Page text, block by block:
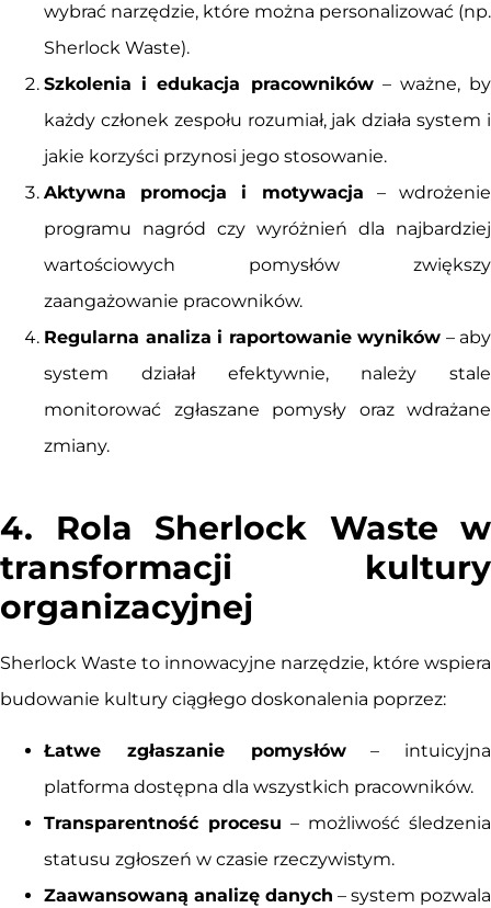
wybrać narzędzie, które można personalizować (np.
Sherlock Waste).
Szkolenia i edukacja pracowników– ważne, by
każdy członek zespołu rozumiał, jak działa system i
jakie korzyści przynosi jego stosowanie.
Aktywna promocja i motywacja – wdrożenie
programu nagród czy wyróżnień dla najbardziej
wartościowych pomysłów zwiększy
zaangażowanie pracowników.
Regularna analiza i raportowanie wyników – aby
system działał efektywnie, należy stale
monitorować zgłaszane pomysły oraz wdrażane
zmiany.
4. Rola Sherlock Waste w
transformacji kultury
organizacyjnej
Sherlock Waste to innowacyjne narzędzie, które wspiera
budowanie kultury ciągłego doskonalenia poprzez:
Łatwe zgłaszanie pomysłów– intuicyjna
platforma dostępna dla wszystkich pracowników.
Transparentność procesu – możliwość śledzenia
statusu zgłoszeń w czasie rzeczywistym.
Zaawansowaną analizę danych – system pozwala